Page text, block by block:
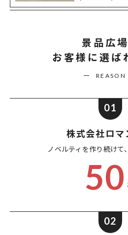
景品広
お客様に選ば
REASON
01
株式会社ロマ
ノベルティを作り続けて、
50
02